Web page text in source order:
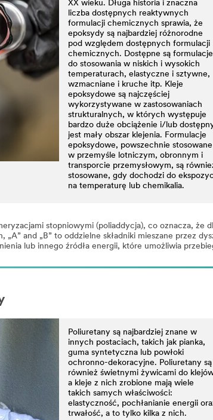
XX wieku. Długa historia i znaczna
liczba dostępnych reaktywnych
formulacji chemicznych sprawia, że
epoksydy są najbardziej różnorodne
pod względem dostępnych formulacji
chemicznych. Dostępne są formulacje
do stosowania w niskich i wysokich
temperaturach, elastyczne i sztywne,
wzmacniane i kruche itp. Kleje
epoksydowe są najczęściej
wykorzystywane w zastosowaniach
strukturalnych, w których występuje
bardzo duże obciążenie i/lub
jest mały obszar klejenia. Formulacje
epoksydowe, powszechnie stosowane
w przemyśle lotniczym, obronnym i
transporcie przemysłowym, są
stosowane, gdy dochodzi do
na temperaturę lub chemikalia.
stopniowymi (poliaddycja), co oznacza, że
„A” and „B” to oddzielne składniki mieszane przez
lub innego źródła energii, które umożliwia
Poliuretany są najbardziej znane w
innych postaciach, takich jak pianka,
guma syntetyczna lub powłoki
ochronno-dekoracyjne. Poliuretany są
również świetnymi żywicami do
a kleje z nich zrobione mają wiele
takich samych właściwości:
elastyczność, pochłanianie energii
trwałość, a to tylko kilka z nich.